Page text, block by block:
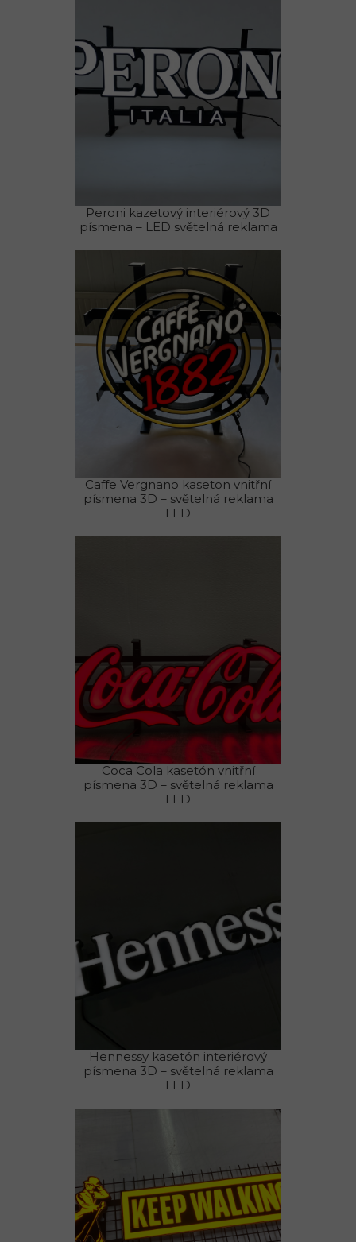
Peroni kazetový interiérový 3D
písmena – LED světelná reklama
Caffe Vergnano kaseton vnitřní
písmena 3D – světelná reklama
LED
Coca Cola kasetón vnitřní
písmena 3D – světelná reklama
LED
Hennessy kasetón interiérový
písmena 3D – světelná reklama
LED